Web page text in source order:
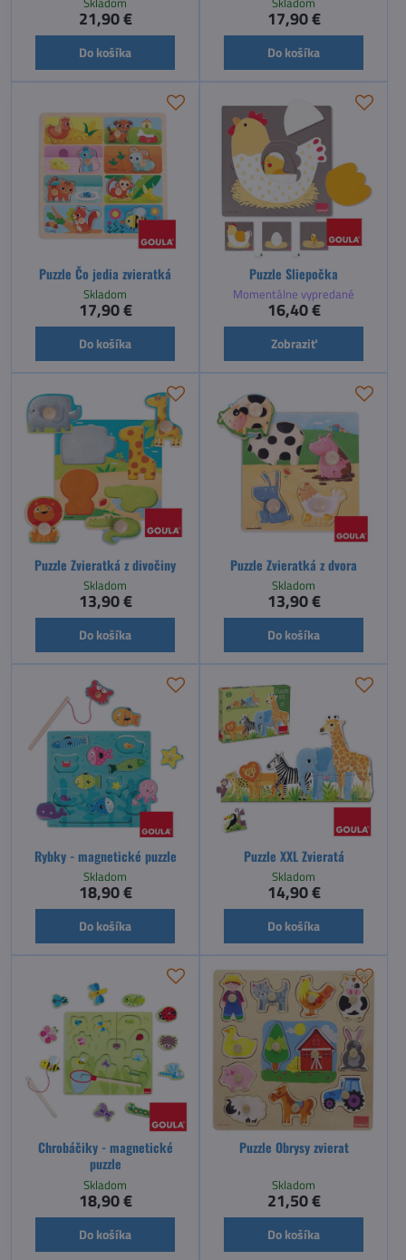
21,90 €
Do košíka
17,90 €
Do košíka
Puzzle Čo jedia zvieratká
Skladom
17,90 €
Do košíka
Puzzle Sliepočka
Momentálne vypredané
16,40 €
Zobraziť
Puzzle Zvieratká z divočiny
Skladom
13,90 €
Do košíka
Puzzle Zvieratká z dvora
Skladom
13,90 €
Do košíka
Rybky - magnetické puzzle
Skladom
18,90 €
Do košíka
Puzzle XXL Zvieratá
Skladom
14,90 €
Do košíka
Chrobáčiky - magnetické
puzzle
Skladom
18,90 €
Do košíka
Puzzle Obrysy zvierat
Skladom
21,50 €
Do košíka